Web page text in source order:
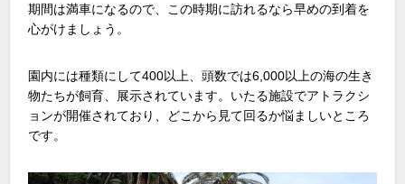
期間は満車になるので、この時期に訪れるなら早めの到着を
心がけましょう。
園内には種類にして400以上、頭数では6,000以上の海の生き
物たちが飼育、展示されています。いたる施設でアトラクシ
ョンが開催されており、どこから見て回るか悩ましいところ
です。